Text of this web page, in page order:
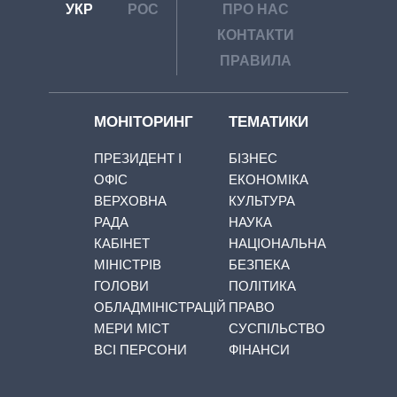
УКР РОС
ПРО НАС
КОНТАКТИ
ПРАВИЛА
МОНІТОРИНГ
ПРЕЗИДЕНТ І
ОФІС
ВЕРХОВНА
РАДА
КАБІНЕТ
МІНІСТРІВ
ГОЛОВИ
ОБЛАДМІНІСТРАЦІЙ
МЕРИ МІСТ
ВСІ ПЕРСОНИ
ТЕМАТИКИ
БІЗНЕС
ЕКОНОМІКА
КУЛЬТУРА
НАУКА
НАЦІОНАЛЬНА
БЕЗПЕКА
ПОЛІТИКА
ПРАВО
СУСПІЛЬСТВО
ФІНАНСИ